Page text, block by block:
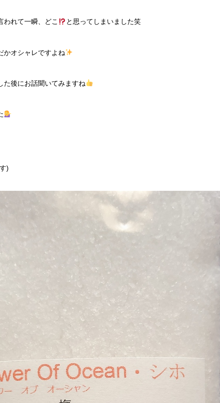
われて一瞬、どこ と思ってしまいました笑
かオシャレですよね
た後にお話聞いてみますね
)